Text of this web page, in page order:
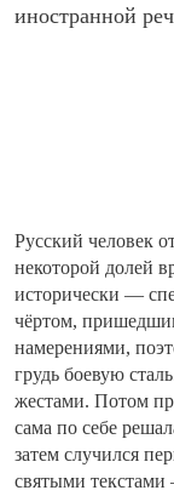
иностранной
Русский человек
некоторой долей
исторически —
чёртом,
намерениями,
грудь боевую
жестами. Потом
сама по себе
затем случился
святыми текстами